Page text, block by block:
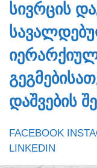
ᲡᲘᲕᲠᲪᲘᲡ
ᲓᲐᲨᲕᲔᲑᲘᲡ
FACEBOOK
LINKEDIN